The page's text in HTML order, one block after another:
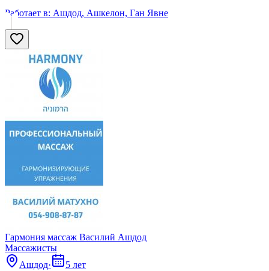
Работает в: Ашдод, Ашкелон, Ган Явне
Гармония массаж Василий Ашдод
Массажисты
Ашдод·
5 лет